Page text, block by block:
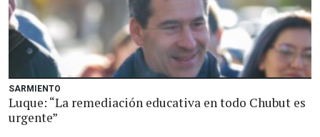
SARMIENTO
Luque: “La remediación educativa en todo Chubut es
urgente”